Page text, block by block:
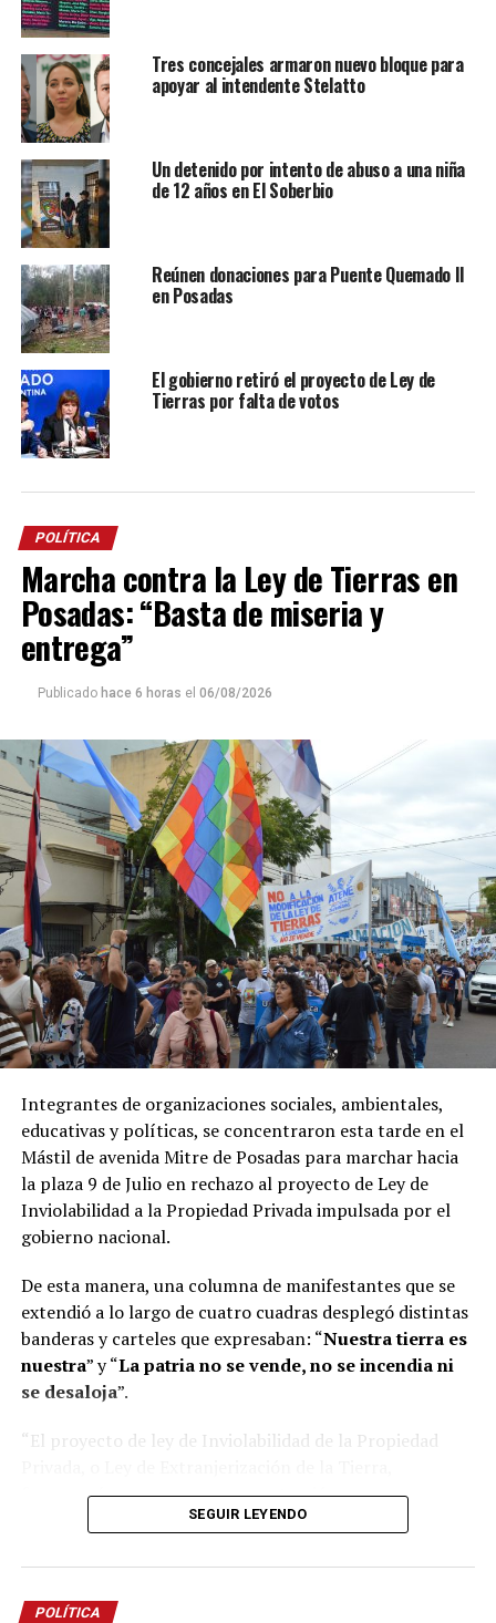
Tres concejales armaron nuevo bloque para
apoyar al intendente Stelatto
Un detenido por intento de abuso a una niña
de 12 años en El Soberbio
Reúnen donaciones para Puente Quemado II
en Posadas
El gobierno retiró el proyecto de Ley de
Tierras por falta de votos
POLÍTICA
Marcha contra la Ley de Tierras en
Posadas: “Basta de miseria y
entrega”
Publicado hace 6 horas el 06/08/2026
Integrantes de organizaciones sociales, ambientales,
educativas y políticas, se concentraron esta tarde en el
Mástil de avenida Mitre de Posadas para marchar hacia
la plaza 9 de Julio en rechazo al proyecto de Ley de
Inviolabilidad a la Propiedad Privada impulsada por el
gobierno nacional.
De esta manera, una columna de manifestantes que se
extendió a lo largo de cuatro cuadras desplegó distintas
banderas y carteles que expresaban: “Nuestra tierra es
nuestra” y “La patria no se vende, no se incendia ni
se desaloja”.
“El proyecto de ley de Inviolabilidad de la Propiedad
favorecería a una mayor concentración y
extranjerización de la tierra, permitiendo una mayor
compra de tierras productivas”, alertó uno de los
manifestantes presentes.
SEGUIR LEYENDO
POLÍTICA